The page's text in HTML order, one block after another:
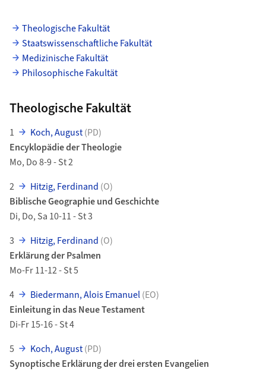
Theologische Fakultät
Staatswissenschaftliche Fakultät
Medizinische Fakultät
Philosophische Fakultät
Theologische Fakultät
1 Koch, August(PD)
Encyklopädie der Theologie
Mo, Do 8-9 - St 2
2
Hitzig, Ferdinand (O)
Biblische Geographie und Geschichte
Di, Do, Sa 10-11 - St 3
3
Hitzig, Ferdinand (O)
Erklärung der Psalmen
Mo-Fr 11-12 - St 5
4
Biedermann, Alois Emanuel(EO)
Einleitung in das Neue Testament
Di-Fr 15-16 - St 4
5
Koch, August(PD)
Synoptische Erklärung der drei ersten Evangelien